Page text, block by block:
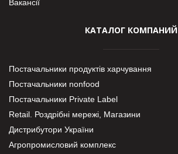
Вакансії
КАТАЛОГ КОМПАНИЙ
Постачальники продуктів харчування
Постачальники nonfood
Постачальники Private Label
Retail. Роздрібні мережі, Магазини
Дистрибутори України
Агропромисловий комплекс